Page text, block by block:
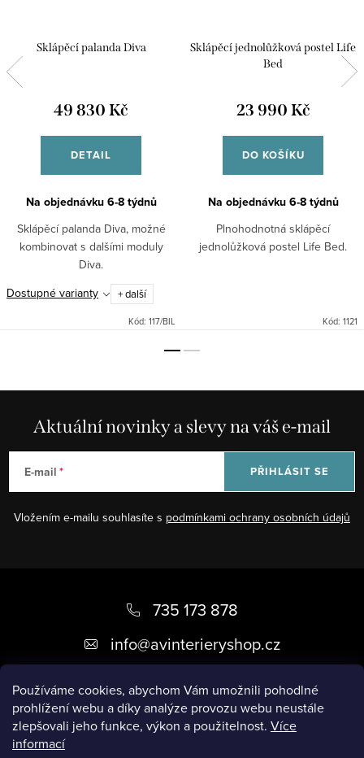
Používáme cookies, abychom Vám umožnili pohodlné
prohlížení webu a díky analýze provozu webu neustále
zlepšovali jeho funkce, výkon a použitelnost. Více
informací
Sklápěcí palanda Diva
49 830 Kč
DETAIL
Na objednávku 6-8 týdnů
Sklápěcí palanda Diva, možné
kombinovat s dalšími moduly
Diva.
Dostupné varianty
+ další
Kód: 117/BIL
Sklápěcí jednolůžková postel Life
Bed
23 990 Kč
DO KOŠÍKU
Na objednávku 6-8 týdnů
Plnohodnotná sklápěcí
jednolůžková postel Life Bed.
Kód: 1121
Aktuální novinky a slevy na váš e-mail
E-mail
Vložením e-mailu souhlasíte s podmínkami ochrany osobních údajů
PŘIHLÁSIT SE
a
735 173 878
info@avinterieryshop.cz